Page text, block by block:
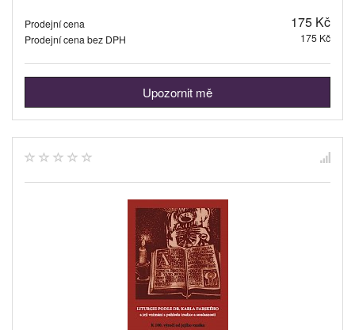
Prodejní cena 175 Kč
Prodejní cena bez DPH 175 Kč
Upozornit mě